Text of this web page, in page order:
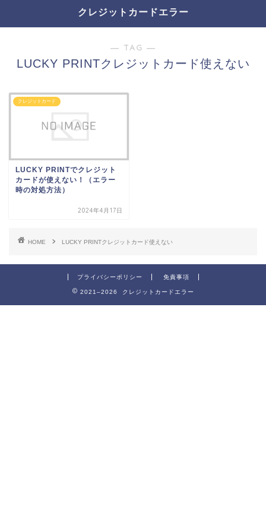
クレジットカードエラー
― TAG ―
LUCKY PRINTクレジットカード使えない
クレジットカード
LUCKY PRINTでクレジット
カードが使えない！（エラー
時の対処方法）
2024年4月17日
HOME LUCKY PRINTクレジットカード使えない
プライバシーポリシー 免責事項
2021–2026 クレジットカードエラー